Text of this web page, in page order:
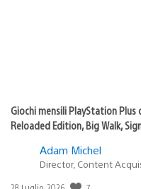
Giochi mensili PlayStation
Reloaded Edition, Big Walk,
Adam Michel
Director, Content